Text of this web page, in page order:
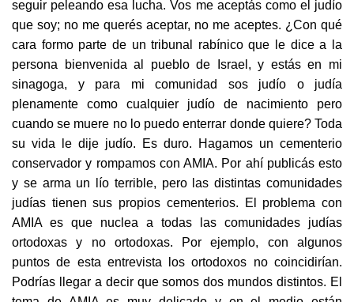
seguir peleando esa lucha. Vos me aceptás como el judío
que soy; no me querés aceptar, no me aceptes. ¿Con qué
cara formo parte de un tribunal rabínico que le dice a la
persona bienvenida al pueblo de Israel, y estás en mi
sinagoga, y para mi comunidad sos judío o judía
plenamente como cualquier judío de nacimiento pero
cuando se muere no lo puedo enterrar donde quiere? Toda
su vida le dije judío. Es duro. Hagamos un cementerio
conservador y rompamos con AMIA. Por ahí publicás esto
y se arma un lío terrible, pero las distintas comunidades
judías tienen sus propios cementerios. El problema con
AMIA es que nuclea a todas las comunidades judías
ortodoxas y no ortodoxas. Por ejemplo, con algunos
puntos de esta entrevista los ortodoxos no coincidirían.
Podrías llegar a decir que somos dos mundos distintos. El